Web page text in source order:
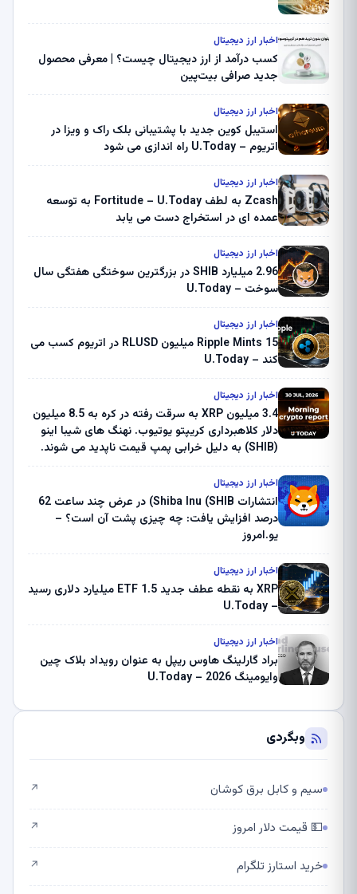
اخبار ارز دیجیتال
کسب درآمد از ارز دیجیتال چیست؟ | معرفی محصول
جدید صرافی بیت‌پین
اخبار ارز دیجیتال
استیبل کوین جدید با پشتیبانی بلک راک و ویزا در
اتریوم – U.Today راه اندازی می شود
اخبار ارز دیجیتال
Zcash به لطف Fortitude – U.Today به توسعه
عمده ای در استخراج دست می یابد
اخبار ارز دیجیتال
2.96 میلیارد SHIB در بزرگترین سوختگی هفتگی سال
سوخت – U.Today
اخبار ارز دیجیتال
Ripple Mints 15 میلیون RLUSD در اتریوم کسب می
کند – U.Today
اخبار ارز دیجیتال
3.4 میلیون XRP به سرقت رفته در کره به 8.5 میلیون
دلار کلاهبرداری کریپتو یوتیوب. نهنگ های شیبا اینو
(SHIB) به دلیل خرابی پمپ قیمت ناپدید می شوند.
ثبت کرد – گزارش کریپتو صبح – U.Today
اخبار ارز دیجیتال
انتشارات Shiba Inu (SHIB) در عرض چند ساعت 62
درصد افزایش یافت: چه چیزی پشت آن است؟ –
یو.امروز
اخبار ارز دیجیتال
XRP به نقطه عطف جدید ETF 1.5 میلیارد دلاری رسید
– U.Today
اخبار ارز دیجیتال
براد گارلینگ هاوس ریپل به عنوان رویداد بلاک چین
وایومینگ 2026 – U.Today
وبگردی
سیم و کابل برق کوشان ↗
💵 قیمت دلار امروز ↗
خرید استارز تلگرام ↗